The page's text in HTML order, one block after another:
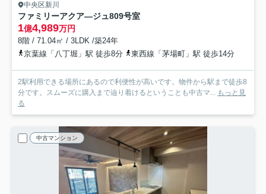
中央区新川
ファミリーアクア―ジュ809号室
1億4,989万円
8階 / 71.04㎡ / 3LDK /築24年
京葉線「八丁堀」駅 徒歩8分
東西線「茅場町」駅 徒歩14分
2駅利用できる場所にあるので利便性が高いです。物件から駅まで徒歩8
分です。スムーズに購入まで辿り着けるということも中古マ... もっと見
る
中古マンション